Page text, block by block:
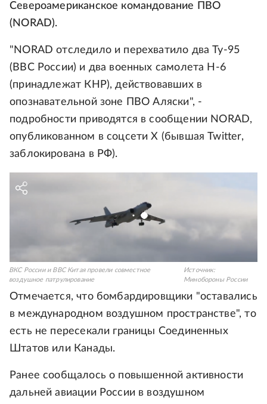
Североамериканское командование ПВО
(NORAD).
"NORAD отследило и перехватило два Ту-95
(ВВС России) и два военных самолета H-6
(принадлежат КНР), действовавших в
опознавательной зоне ПВО Аляски", -
подробности приводятся в сообщении NORAD,
опубликованном в соцсети X (бывшая Twitter,
заблокирована в РФ).
ВКС России и ВВС Китая провели совместное
воздушное патрулирование
Источник:
Минобороны России
Отмечается, что бомбардировщики "оставались
в международном воздушном пространстве", то
есть не пересекали границы Соединенных
Штатов или Канады.
Ранее сообщалось о повышенной активности
дальней авиации России в воздушном